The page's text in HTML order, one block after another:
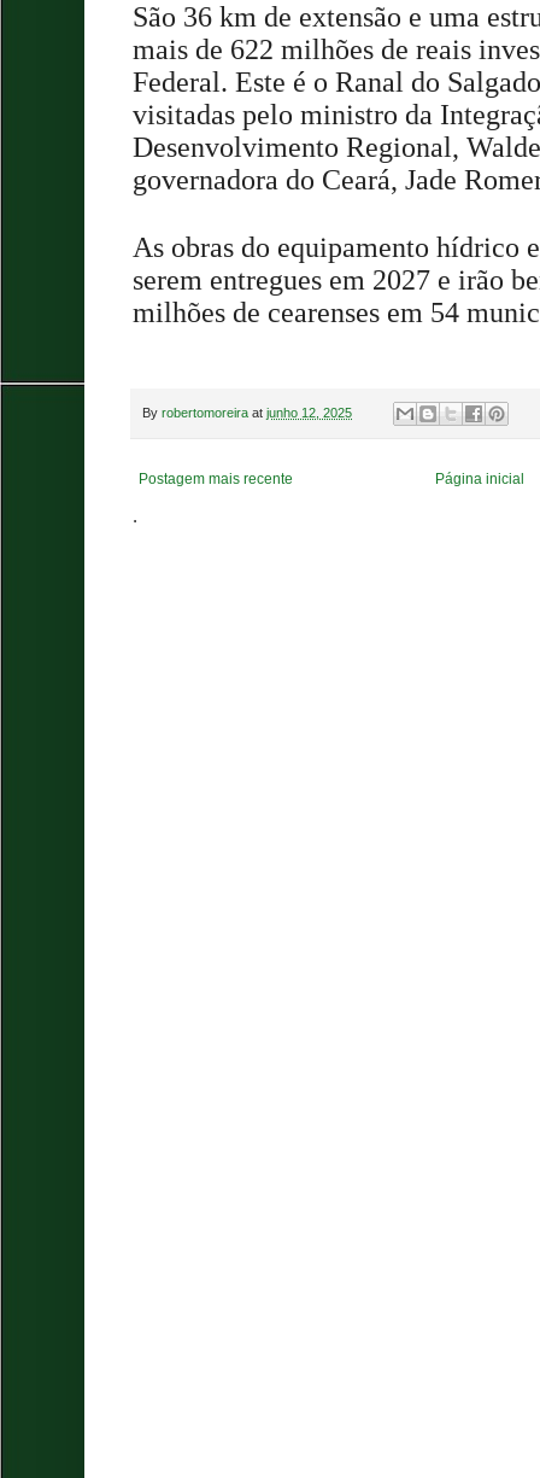
São 36 km de extensão e uma
mais de 622 milhões de reais
Federal. Este é o Ranal do
visitadas pelo ministro da
Desenvolvimento Regional,
governadora do Ceará, Jade
As obras do equipamento hídrico
serem entregues em 2027 e irão
milhões de cearenses em 54
By robertomoreira at junho 12, 2025
Postagem mais recente Página inicial
.